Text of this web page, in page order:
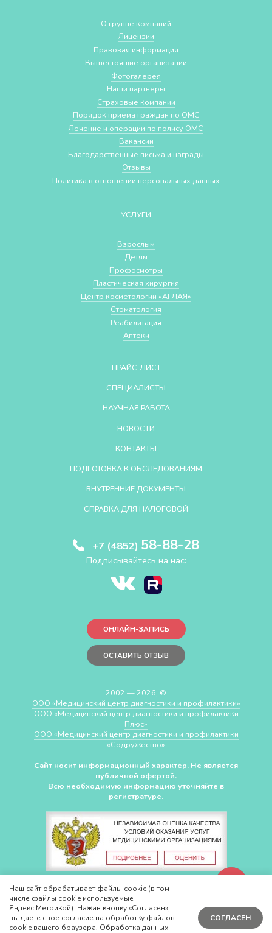
О группе компаний
Лицензии
Правовая информация
Вышестоящие организации
Фотогалерея
Наши партнеры
Страховые компании
Порядок приема граждан по ОМС
Лечение и операции по полису ОМС
Вакансии
Благодарственные письма и награды
Отзывы
Политика в отношении персональных данных
УСЛУГИ
Взрослым
Детям
Профосмотры
Пластическая хирургия
Центр косметологии «АГЛАЯ»
Стоматология
Реабилитация
Аптеки
ПРАЙС-ЛИСТ
СПЕЦИАЛИСТЫ
НАУЧНАЯ РАБОТА
НОВОСТИ
КОНТАКТЫ
ПОДГОТОВКА К ОБСЛЕДОВАНИЯМ
ВНУТРЕННИЕ ДОКУМЕНТЫ
СПРАВКА ДЛЯ НАЛОГОВОЙ
+7 (4852) 58-88-28
Подписывайтесь на нас:
ОНЛАЙН-ЗАПИСЬ
ОСТАВИТЬ ОТЗЫВ
2002 — 2026, ©
ООО «Медицинский центр диагностики и профилактики»
ООО «Медицинский центр диагностики и профилактики
Плюс»
ООО «Медицинский центр диагностики и профилактики
«Cодружество»
Сайт носит информационный характер. Не является
публичной офертой.
Всю необходимую информацию уточняйте в
регистратуре.
СДЕЛАНО ВCHUDOV.PRO
Наш сайт обрабатывает файлы cookie (в том
числе файлы cookie используемые
Яндекс.Метрикой). Нажав кнопку «Согласен»,
вы даете свое согласие на обработку файлов
cookie вашего браузера. Обработка данных
СОГЛАСЕН